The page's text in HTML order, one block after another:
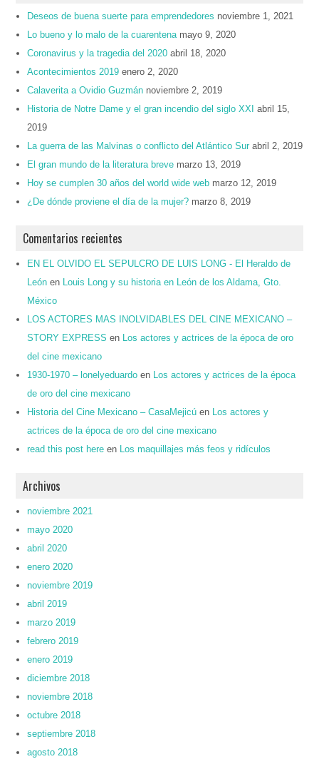
Deseos de buena suerte para emprendedores noviembre 1, 2021
Lo bueno y lo malo de la cuarentena mayo 9, 2020
Coronavirus y la tragedia del 2020 abril 18, 2020
Acontecimientos 2019 enero 2, 2020
Calaverita a Ovidio Guzmán noviembre 2, 2019
Historia de Notre Dame y el gran incendio del siglo XXI
abril 15,
2019
La guerra de las Malvinas o conflicto del Atlántico Sur abril 2, 2019
El gran mundo de la literatura breve marzo 13, 2019
Hoy se cumplen 30 años del world wide web marzo 12, 2019
¿De dónde proviene el día de la mujer? marzo 8, 2019
Comentarios recientes
EN EL OLVIDO EL SEPULCRO DE LUIS LONG - El Heraldo de
León en
Louis Long y su historia en León de los Aldama, Gto.
México
LOS ACTORES MAS INOLVIDABLES DEL CINE MEXICANO –
STORY EXPRESS en
Los actores y actrices de la época de oro
del cine mexicano
1930-1970 – lonelyeduardo en
Los actores y actrices de la época
de oro del cine mexicano
Historia del Cine Mexicano – CasaMejicú en
Los actores y
actrices de la época de oro del cine mexicano
read this post here en Los maquillajes más feos y ridículos
Archivos
noviembre 2021
mayo 2020
abril 2020
enero 2020
noviembre 2019
abril 2019
marzo 2019
febrero 2019
enero 2019
diciembre 2018
noviembre 2018
octubre 2018
septiembre 2018
agosto 2018